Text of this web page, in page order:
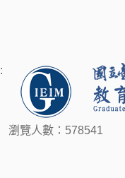
瀏覽人數：578541